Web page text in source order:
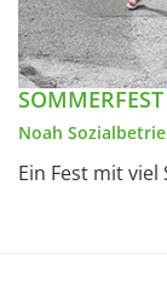
Noah
Ein Fest mit viel